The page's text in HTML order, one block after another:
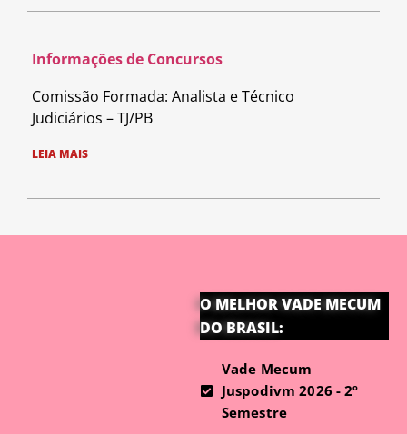
Informações de Concursos
Comissão Formada: Analista e Técnico
Judiciários – TJ/PB
LEIA MAIS
O MELHOR VADE MECUM
DO BRASIL:
Vade Mecum
Juspodivm 2026 - 2º
Semestre